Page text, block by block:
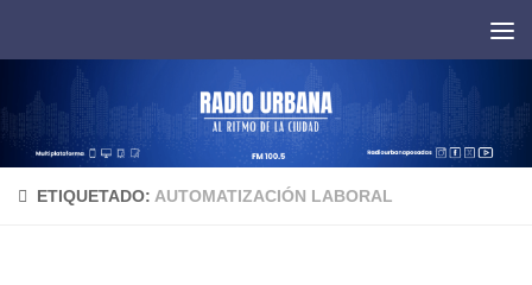
ETIQUETADO: AUTOMATIZACIÓN LABORAL